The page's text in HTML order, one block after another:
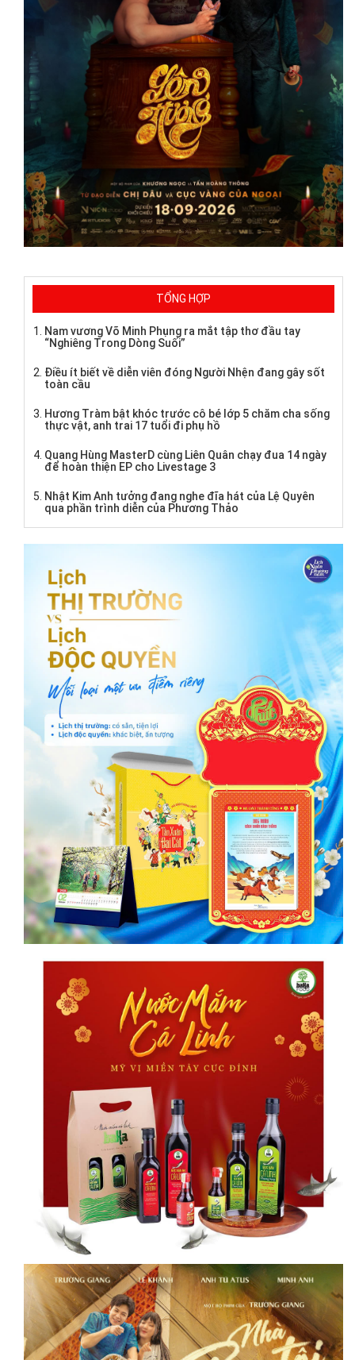
TỔNG HỢP
Nam vương Võ Minh Phụng ra mắt tập thơ đầu tay
“Nghiêng Trong Dòng Suối”
Điều ít biết về diễn viên đóng Người Nhện đang gây sốt
toàn cầu
Hương Tràm bật khóc trước cô bé lớp 5 chăm cha sống
thực vật, anh trai 17 tuổi đi phụ hồ
Quang Hùng MasterD cùng Liên Quân chạy đua 14 ngày
để hoàn thiện EP cho Livestage 3
Nhật Kim Anh tưởng đang nghe đĩa hát của Lệ Quyên
qua phần trình diễn của Phương Thảo